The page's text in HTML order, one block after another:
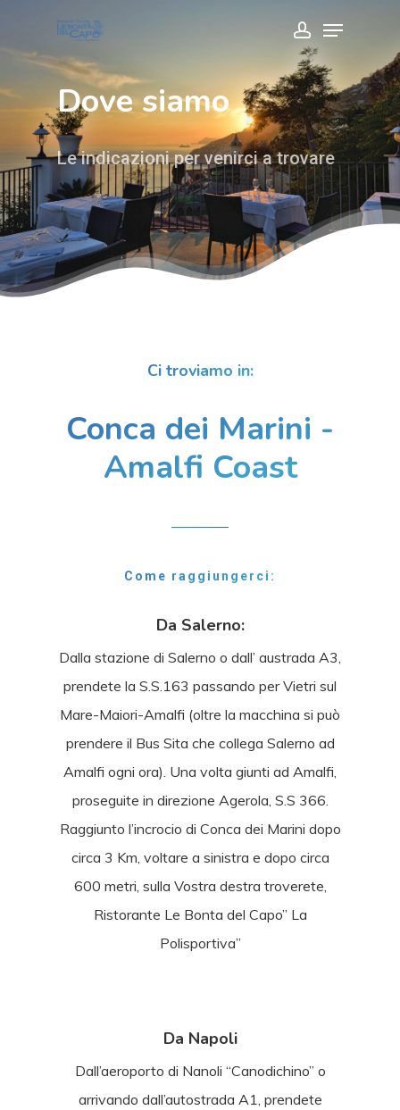
content
account
Menu
Dove siamo
Le indicazioni per venirci a trovare
Ci troviamo in:
Conca dei Marini -
Amalfi Coast
Come raggiungerci:
Da Salerno:
Dalla stazione di Salerno o dall’ austrada A3,
prendete la S.S.163 passando per Vietri sul
Mare-Maiori-Amalfi (oltre la macchina si può
prendere il Bus Sita che collega Salerno ad
Amalfi ogni ora). Una volta giunti ad Amalfi,
proseguite in direzione Agerola, S.S 366.
Raggiunto l’incrocio di Conca dei Marini dopo
circa 3 Km, voltare a sinistra e dopo circa
600 metri, sulla Vostra destra troverete,
Ristorante Le Bonta del Capo” La
Polisportiva”
Da Napoli
Dall’aeroporto di Nanoli “Canodichino” o
arrivando dall’autostrada A1, prendete
Close
Menu